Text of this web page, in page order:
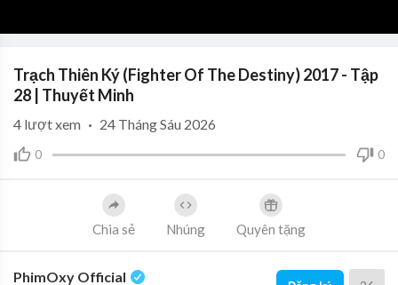
Trạch Thiên Ký (Fighter Of The Destiny) 2017 - Tập
28 | Thuyết Minh
0 0
4 lượt xem · 24 Tháng Sáu 2026
Chia sẻ Nhúng Quyên tặng
PhimOxy Official